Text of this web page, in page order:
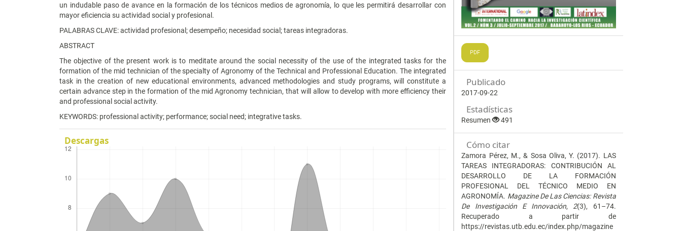
un indudable paso de avance en la formación de los técnicos medios de agronomía, lo que les permitirá desarrollar con
mayor eficiencia su actividad social y profesional.
PALABRAS CLAVE: actividad profesional; desempeño; necesidad social; tareas integradoras.
ABSTRACT
The objective of the present work is to meditate around the social necessity of the use of the integrated tasks for the
formation of the mid technician of the specialty of Agronomy of the Technical and Professional Education. The integrated
task in the creation of new educational environments, advanced methodologies and study programs, will constitute a
certain advance step in the formation of the mid Agronomy technician, that will allow to develop with more efficiency their
and professional social activity.
KEYWORDS: professional activity; performance; social need; integrative tasks.
Descargas
PDF
Publicado
2017-09-22
Estadísticas
Resumen 491
Cómo citar
Zamora Pérez, M., & Sosa Oliva, Y. (2017). LAS
TAREAS INTEGRADORAS: CONTRIBUCIÓN AL
DESARROLLO DE LA FORMACIÓN
PROFESIONAL DEL TÉCNICO MEDIO EN
AGRONOMÍA. Magazine De Las Ciencias: Revista
De Investigación E Innovación, 2(3), 61–74.
Recuperado a partir de
https://revistas.utb.edu.ec/index.php/magazine